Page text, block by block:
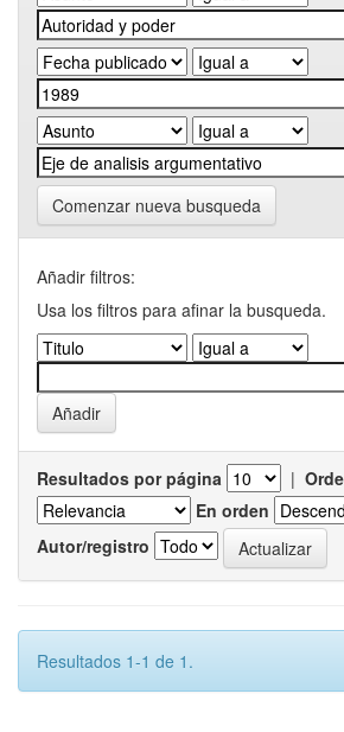
Comenzar nueva busqueda
Añadir filtros:
Usa los filtros para afinar la busqueda.
Resultados por página |
En orden
Autor/registro
Resultados 1-1 de 1.